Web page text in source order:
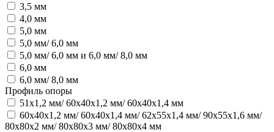
3,5 мм
4,0 мм
5,0 мм
5,0 мм/ 6,0 мм
5,0 мм/ 6,0 мм и 6,0 мм/ 8,0 мм
6,0 мм
6,0 мм/ 8,0 мм
Профиль опоры
51х1,2 мм/ 60х40х1,2 мм/ 60х40х1,4 мм
60х40х1,2 мм/ 60х40х1,4 мм/ 62х55х1,4 мм/ 90х55х1,6 мм/
80х80х2 мм/ 80х80х3 мм/ 80х80х4 мм